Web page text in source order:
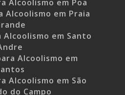
Alcoolismo em Poa
em Praia
em Santo
Alcoolismo em
Alcoolismo em São
do Campo